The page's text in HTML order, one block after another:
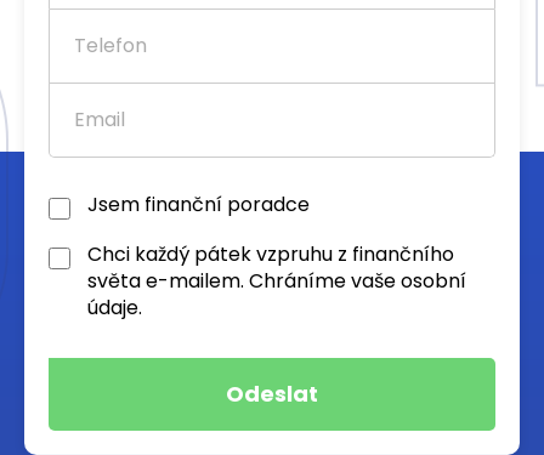
Jsem finanční poradce
Chci každý pátek vzpruhu z finančního
světa e-mailem. Chráníme vaše osobní
údaje.